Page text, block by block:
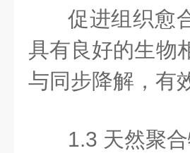
促进组织愈
具有良好的生物
与同步降解，有
1.3 天然聚